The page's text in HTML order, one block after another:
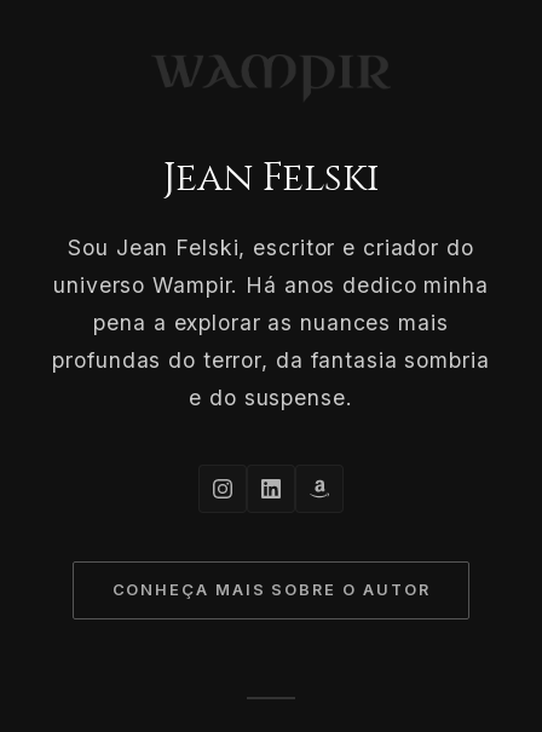
Jean Felski
Sou Jean Felski, escritor e criador do
universo Wampir. Há anos dedico minha
pena a explorar as nuances mais
profundas do terror, da fantasia sombria
e do suspense.
CONHEÇA MAIS SOBRE O AUTOR